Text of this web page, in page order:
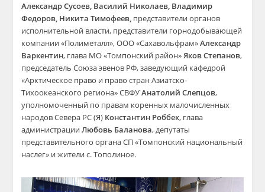
Александр Сусоев, Василий Николаев, Владимир
Федоров, Никита Тимофеев, представители органов
исполнительной власти, представители горнодобывающей
компании «Полиметалл», ООО «Сахавольфрам»Александр
Варкентин, глава МО «Томпонский район»Яков Степанов,
председатель Союза эвенов РФ, заведующий кафедрой
«Арктическое право и право стран Азиатско-
Тихоокеанского региона» СВФУАнатолий Слепцов,
уполномоченный по правам коренных малочисленных
народов Севера РС (Я) Константин Роббек, глава
администрацииЛюбовь Баланова, депутаты
представительного органа СП «Томпонский национальный
наслег» и жители с. Тополиное.